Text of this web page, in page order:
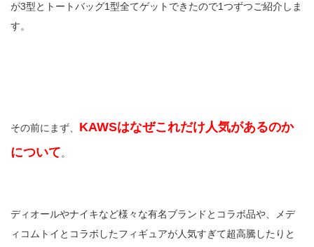
が3型とトートバッグ1型全てゲットできたので1つずつご紹介しま
す。
その前にまず、 KAWSはなぜこれだけ人気があるのか
について。
ディオールやナイキなど様々な有名ブランドとコラボ品や、メデ
ィコムトイとコラボしたフィギュアが人気すぎて超高騰したりと